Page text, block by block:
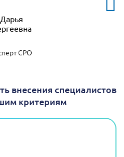
Дарья
Сергеевна
СРО
внесения специалистов
критериям